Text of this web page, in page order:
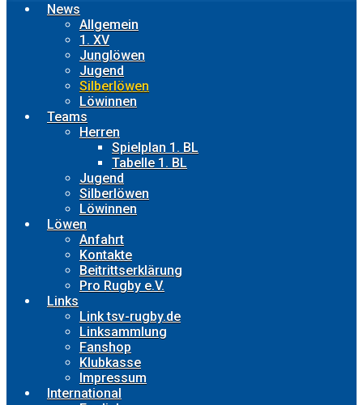
News
Allgemein
1. XV
Junglöwen
Jugend
Silberlöwen
Löwinnen
Teams
Herren
Spielplan 1. BL
Tabelle 1. BL
Jugend
Silberlöwen
Löwinnen
Löwen
Anfahrt
Kontakte
Beitrittserklärung
Pro Rugby e.V.
Links
Link tsv-rugby.de
Linksammlung
Fanshop
Klubkasse
Impressum
International